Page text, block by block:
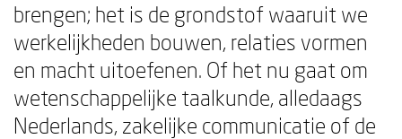
brengen; het is de grondstof waaruit we
werkelijkheden bouwen, relaties vormen
en macht uitoefenen. Of het nu gaat om
wetenschappelijke taalkunde, alledaags
Nederlands, zakelijke communicatie of de